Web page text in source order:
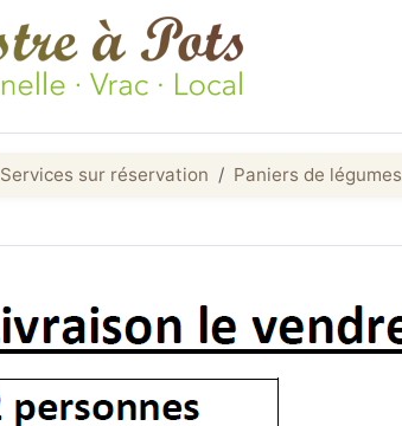
Services sur réservation Paniers de légumes